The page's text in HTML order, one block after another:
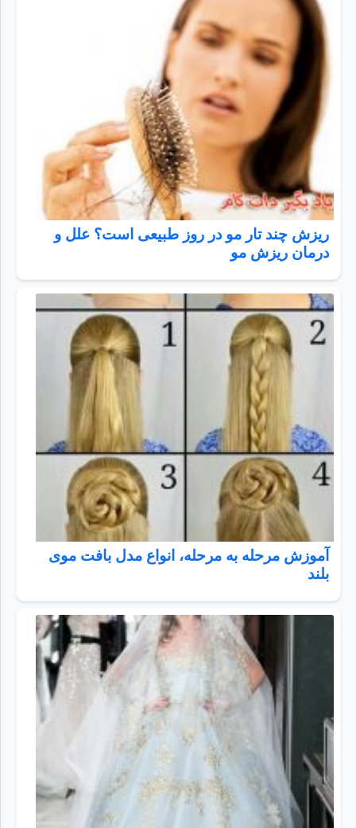
ریزش چند تار مو در روز طبیعی است؟ علل و
درمان ریزش مو
آموزش مرحله به مرحله، انواع مدل بافت موی
بلند